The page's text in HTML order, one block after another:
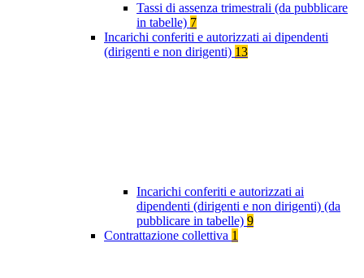
Tassi di assenza trimestrali (da pubblicare
in tabelle) 7
Incarichi conferiti e autorizzati ai dipendenti
(dirigenti e non dirigenti) 13
Incarichi conferiti e autorizzati ai
dipendenti (dirigenti e non dirigenti) (da
pubblicare in tabelle) 9
Contrattazione collettiva 1